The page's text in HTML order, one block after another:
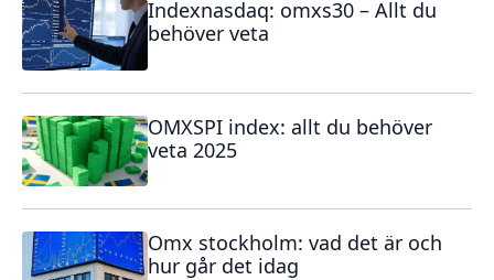
Indexnasdaq: omxs30 – Allt du
behöver veta
OMXSPI index: allt du behöver
veta 2025
Omx stockholm: vad det är och
hur går det idag